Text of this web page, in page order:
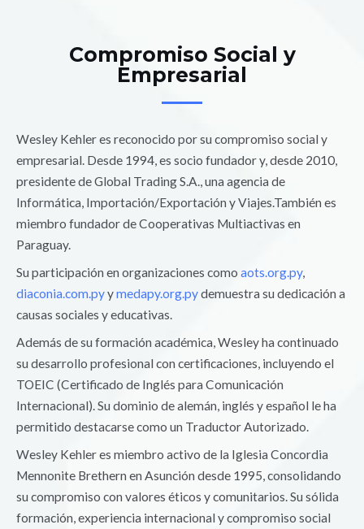
Compromiso Social y
Empresarial
Wesley Kehler es reconocido por su compromiso social y
empresarial. Desde 1994, es socio fundador y, desde 2010,
presidente de Global Trading S.A., una agencia de
Informática, Importación/Exportación y Viajes.También es
miembro fundador de Cooperativas Multiactivas en
Paraguay.
Su participación en organizaciones como aots.org.py,
diaconia.com.pyymedapy.org.pydemuestra su dedicación a
causas sociales y educativas.
Además de su formación académica, Wesley ha continuado
su desarrollo profesional con certificaciones, incluyendo el
TOEIC (Certificado de Inglés para Comunicación
Internacional). Su dominio de alemán, inglés y español le ha
permitido destacarse como un Traductor Autorizado.
Wesley Kehler es miembro activo de la Iglesia Concordia
Mennonite Brethern en Asunción desde 1995, consolidando
su compromiso con valores éticos y comunitarios. Su sólida
formación, experiencia internacional y compromiso social